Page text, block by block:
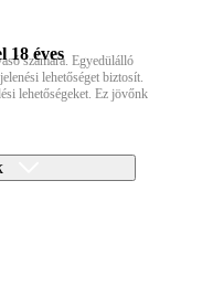
18 éves
számára. Egyedülálló
lehetőséget biztosít.
lehetőségeket. Ez jövőnk